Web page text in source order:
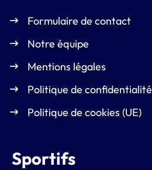
Formulaire de contact
Notre équipe
Mentions légales
Politique de confidentialité
Politique de cookies (UE)
Sportifs